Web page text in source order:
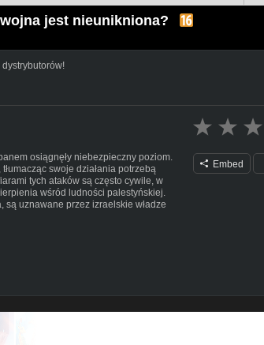
jest nieunikniona?
osiągnęły niebezpieczny poziom.
swoje działania potrzebą
tych ataków są często cywile, w
wśród ludności palestyńskiej.
uznawane przez izraelskie władze
z-libanem-czy-wojna-jest-
Embed